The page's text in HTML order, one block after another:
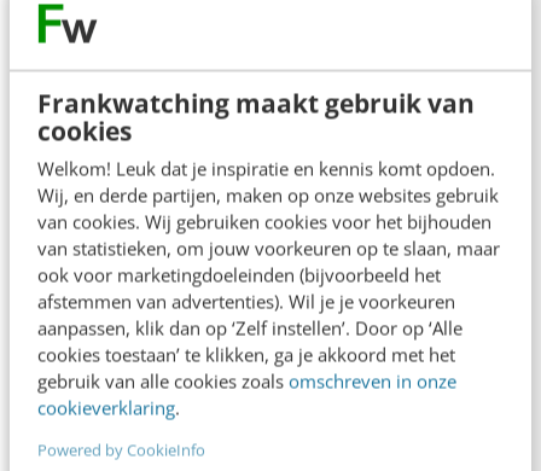
Frankwatching maakt gebruik van
cookies
Welkom! Leuk dat je inspiratie en kennis komt opdoen.
Wij, en derde partijen, maken op onze websites gebruik
van cookies. Wij gebruiken cookies voor het bijhouden
van statistieken, om jouw voorkeuren op te slaan, maar
ook voor marketingdoeleinden (bijvoorbeeld het
afstemmen van advertenties). Wil je je voorkeuren
aanpassen, klik dan op ‘Zelf instellen’. Door op ‘Alle
cookies toestaan’ te klikken, ga je akkoord met het
gebruik van alle cookies zoals omschreven in onze
cookieverklaring.
Powered by CookieInfo
Meer contactopties
Frankwatching
Adverteren
Contact
Nieuwsbrieven
Over ons
Ons team
Werken bij
Whitepapers